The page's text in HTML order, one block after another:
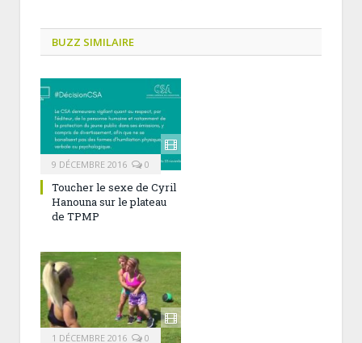
BUZZ SIMILAIRE
9 DÉCEMBRE 2016 0
Toucher le sexe de Cyril
Hanouna sur le plateau
de TPMP
1 DÉCEMBRE 2016 0